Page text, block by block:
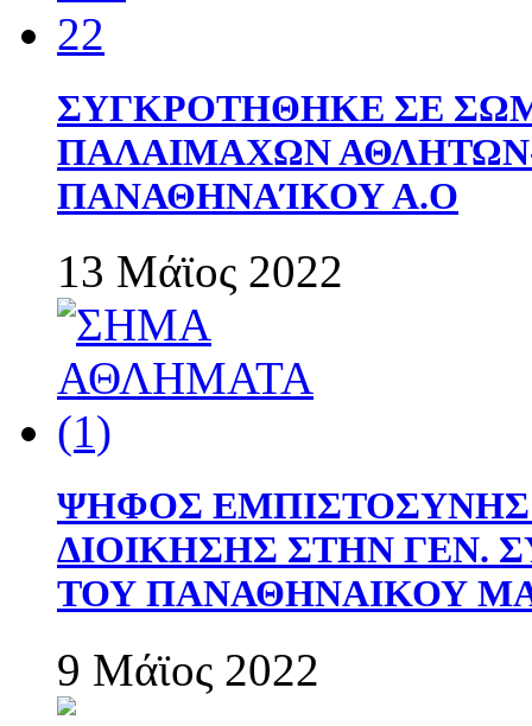
ΣΥΓΚΡΟΤΗΘΗΚΕ ΣΕ
ΠΑΛΑΙΜΑΧΩΝ
ΠΑΝΑΘΗΝΑΊΚΟΥ Α.Ο
13 Μάϊος 2022
ΨΗΦΟΣ
ΔΙΟΙΚΗΣΗΣ ΣΤΗΝ ΓΕΝ.
ΤΟΥ ΠΑΝΑΘΗΝΑΙΚΟΥ
9 Μάϊος 2022